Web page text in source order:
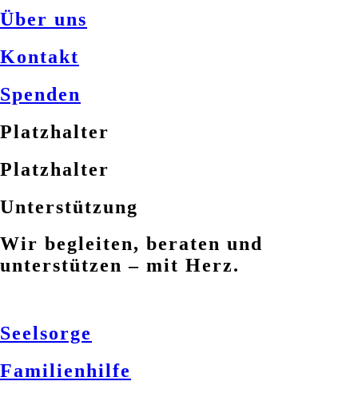
Über uns
Kontakt
Spenden
Platzhalter
Platzhalter
Unterstützung
Wir begleiten, beraten und
unterstützen – mit Herz.
Seelsorge
Familienhilfe